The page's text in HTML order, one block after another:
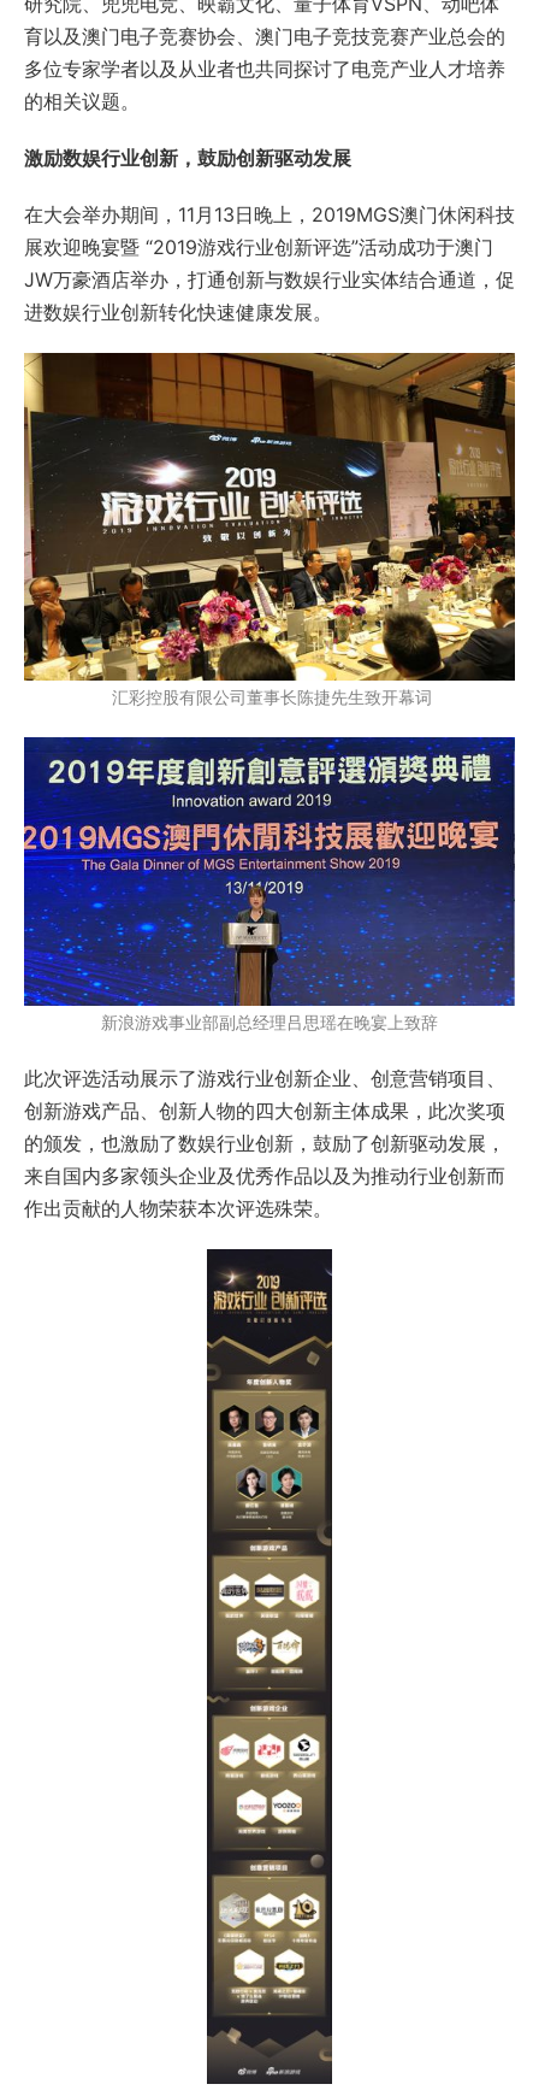
育以及澳门电子竞赛协会、澳门电子竞技竞赛产业总会的
多位专家学者以及从业者也共同探讨了电竞产业人才培养
的相关议题。
激励数娱行业创新，鼓励创新驱动发展
在大会举办期间，11月13日晚上，2019MGS澳门休闲科技
展欢迎晚宴暨 “2019游戏行业创新评选”活动成功于澳门
JW万豪酒店举办，打通创新与数娱行业实体结合通道，促
进数娱行业创新转化快速健康发展。
汇彩控股有限公司董事长陈捷先生致开幕词
新浪游戏事业部副总经理吕思瑶在晚宴上致辞
此次评选活动展示了游戏行业创新企业、创意营销项目、
创新游戏产品、创新人物的四大创新主体成果，此次奖项
的颁发，也激励了数娱行业创新，鼓励了创新驱动发展，
来自国内多家领头企业及优秀作品以及为推动行业创新而
作出贡献的人物荣获本次评选殊荣。